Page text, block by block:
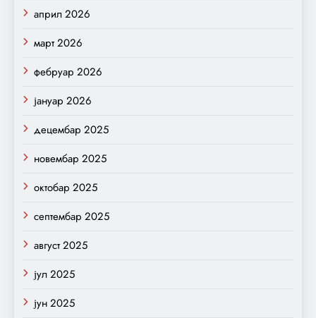
април 2026
март 2026
фебруар 2026
јануар 2026
децембар 2025
новембар 2025
октобар 2025
септембар 2025
август 2025
јул 2025
јун 2025